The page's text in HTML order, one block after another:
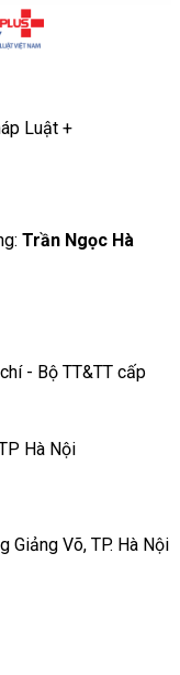
Luật +
Trần Ngọc Hà
- Bộ TT&TT cấp
Hà Nội
Giảng Võ, TP. Hà Nội